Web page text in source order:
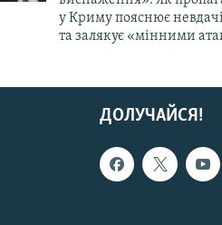
у Криму пояснює
та залякує «мінними
ДОЛУЧАЙСЯ!